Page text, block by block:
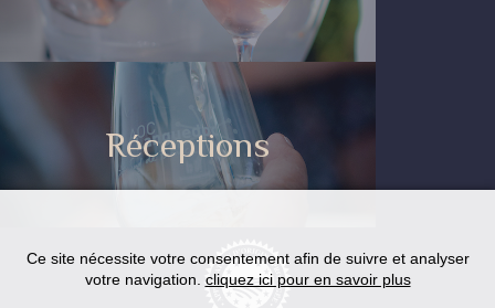
Réceptions
Ce site nécessite votre consentement afin de suivre et analyser
votre navigation. cliquez ici pour en savoir plus